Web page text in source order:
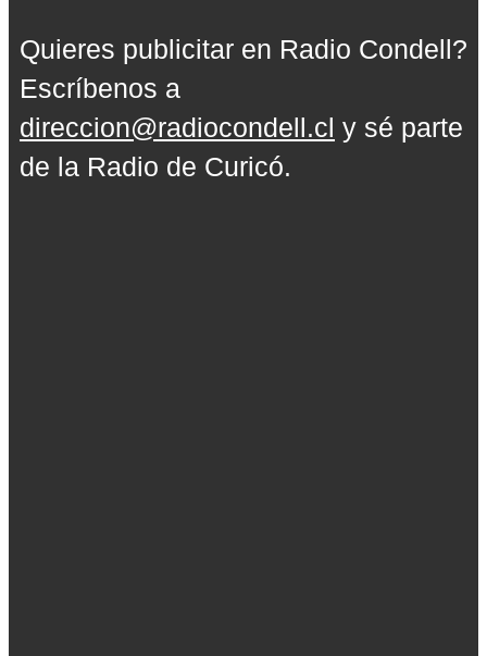
Quieres publicitar en Radio Condell?
Escríbenos a
direccion@radiocondell.cl y sé parte
de la Radio de Curicó.